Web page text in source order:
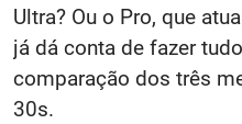
Ultra? Ou o Pro, que
já dá conta de fazer
comparação dos três
30s.